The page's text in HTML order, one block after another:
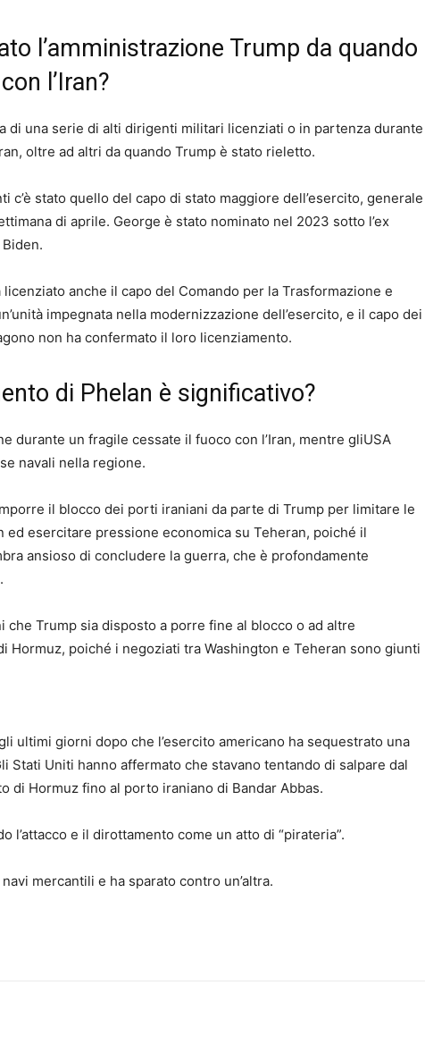
l’amministrazione Trump da quando
l’Iran?
di una serie di alti dirigenti militari licenziati o in partenza durante
oltre ad altri da quando Trump è stato rieletto.
c’è stato quello del capo di stato maggiore dell’esercito, generale
di aprile. George è stato nominato nel 2023 sotto l’ex
anche il capo del Comando per la Trasformazione e
impegnata nella modernizzazione dell’esercito, e il capo dei
non ha confermato il loro licenziamento.
di Phelan è significativo?
durante un fragile cessate il fuoco con l’Iran, mentre gli⁠⁠USA
navali nella regione.
il blocco dei porti iraniani da parte di Trump per limitare le
ed esercitare pressione economica su Teheran, poiché il
ansioso di concludere la guerra, che è profondamente
che Trump sia disposto a porre fine al blocco o ad altre
Hormuz, poiché i negoziati tra Washington e Teheran sono giunti
ultimi giorni dopo che l’esercito americano ha sequestrato una
Stati Uniti hanno affermato che stavano tentando di salpare dal
di Hormuz fino al porto iraniano di Bandar Abbas.
l’attacco e il dirottamento come un atto di “pirateria”.
mercantili e ha sparato contro un’altra.